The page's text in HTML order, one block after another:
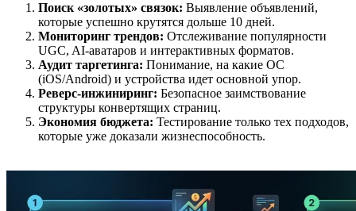
Поиск «золотых» связок: Выявление объявлений,
которые успешно крутятся дольше 10 дней.
Мониторинг трендов: Отслеживание популярности
UGC, AI-аватаров и интерактивных форматов.
Аудит таргетинга: Понимание, на какие ОС
(iOS/Android) и устройства идет основной упор.
Реверс-инжиниринг: Безопасное заимствование
структуры конвертящих страниц.
Экономия бюджета: Тестирование только тех подходов,
которые уже доказали жизнеспособность.